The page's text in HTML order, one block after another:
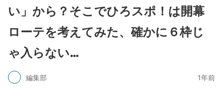
い」から？そこでひろスポ！は開幕
ローテを考えてみた、確かに６枠じ
ゃ入らない…
編集部 1年前